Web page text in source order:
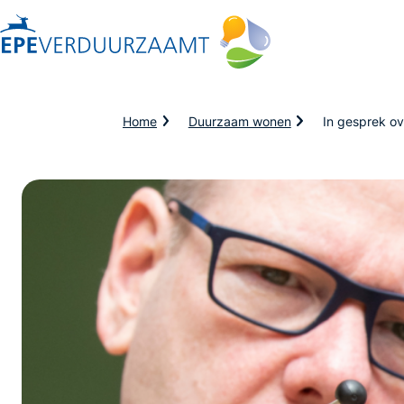
Kruimelpad
Home Duurzaam wonen In gesprek